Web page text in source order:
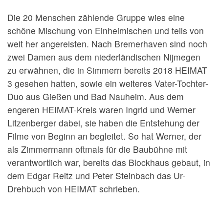
Die 20 Menschen zählende Gruppe wies eine
schöne Mischung von Einheimischen und teils von
weit her angereisten. Nach Bremerhaven sind noch
zwei Damen aus dem niederländischen Nijmegen
zu erwähnen, die in Simmern bereits 2018 HEIMAT
3 gesehen hatten, sowie ein weiteres Vater-Tochter-
Duo aus Gießen und Bad Nauheim. Aus dem
engeren HEIMAT-Kreis waren Ingrid und Werner
Litzenberger dabei, sie haben die Entstehung der
Filme von Beginn an begleitet. So hat Werner, der
als Zimmermann oftmals für die Baubühne mit
verantwortlich war, bereits das Blockhaus gebaut, in
dem Edgar Reitz und Peter Steinbach das Ur-
Drehbuch von HEIMAT schrieben.